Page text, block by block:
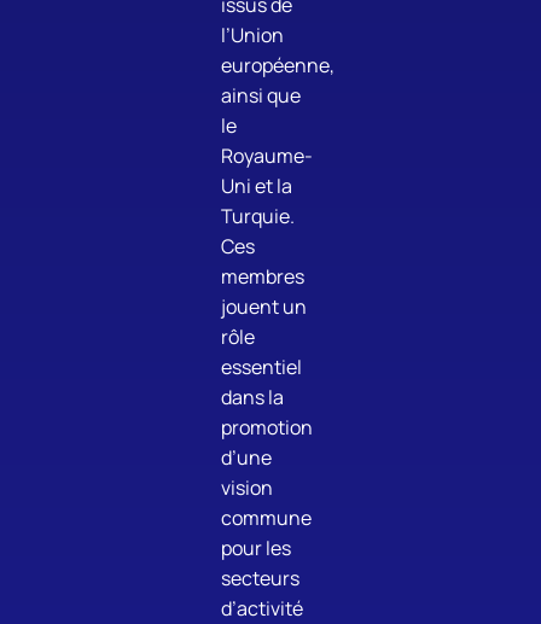
l’Union
européenne,
ainsi que
le
Royaume-
Uni et la
Turquie.
Ces
membres
jouent un
rôle
essentiel
dans la
promotion
d’une
vision
commune
pour les
secteurs
d’activité